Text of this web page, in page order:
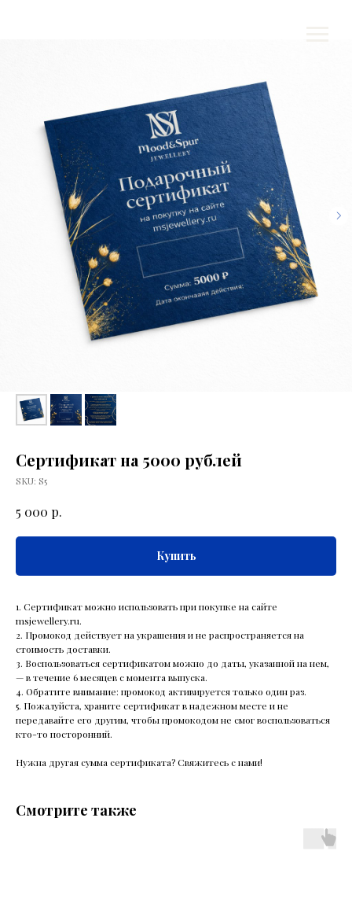
Сертификат на 5000 рублей
SKU: S5
5 000 р.
Купить
1. Сертификат можно использовать при покупке на сайте
msjewellery.ru.
2. Промокод действует на украшения и не распространяется на
стоимость доставки.
3. Воспользоваться сертификатом можно до даты, указанной на нем,
— в течение 6 месяцев с момента выпуска.
4. Обратите внимание: промокод активируется только один раз.
5. Пожалуйста, храните сертификат в надежном месте и не
передавайте его другим, чтобы промокодом не смог воспользоваться
кто-то посторонний.
Нужна другая сумма сертификата? Свяжитесь с нами!
Смотрите также